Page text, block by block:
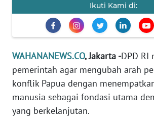
Ikuti Kami di:
WAHANANEWS.CO, Jakarta -DPD RI
pemerintah agar mengubah arah
konflik Papua dengan
manusia sebagai fondasi utama
yang berkelanjutan.
Informasi
INDEKS
BERITA